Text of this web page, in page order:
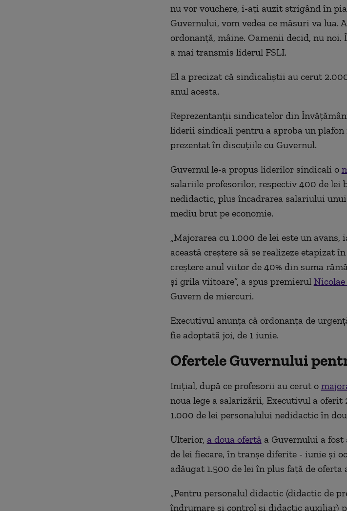
nu vor vouchere, i-aţi auzit strigând în
Guvernului, vom vedea ce măsuri va lua.
ordonanţă, mâine. Oamenii decid, nu noi.
a mai transmis liderul FSLI.
El a precizat că sindicaliștii au cerut
anul acesta.
Reprezentanții sindicatelor din
liderii sindicali pentru a aproba un plafon
prezentat în discuțiile cu Guvernul.
Guvernul le-a propus liderilor sindicali o
salariile profesorilor, respectiv 400 de lei
nedidactic, plus încadrarea salariului
mediu brut pe economie.
„Majorarea cu 1.000 de lei este un
această creștere să se realizeze etapizat
creștere anul viitor de 40% din suma
și grila viitoare”, a spus premierul
Guvern de miercuri.
Executivul anunța că ordonanța de
fie adoptată joi, de 1 iunie.
Ofertele Guvernului
Inițial, după ce profesorii au cerut o
noua lege a salarizării, Executivul a
1.000 de lei personalului nedidactic în
Ulterior, a doua ofertăa Guvernului a fost
de lei fiecare, în tranșe diferite - iunie și
adăugat 1.500 de lei în plus față de oferta
„Pentru personalul didactic (didactic de
îndrumare și control și didactic auxiliar)